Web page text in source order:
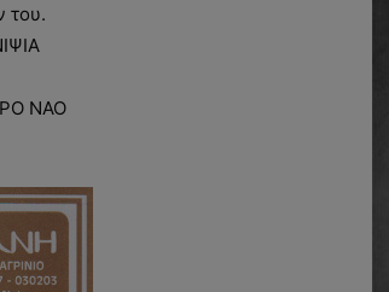
του.
ΝΑΟ